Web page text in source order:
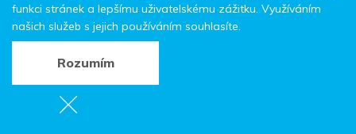
funkci stránek a lepšímu uživatelskému zážitku. Využíváním
našich služeb s jejich používáním souhlasíte.
Rozumím